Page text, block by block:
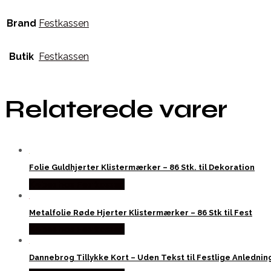
Brand Festkassen
Butik Festkassen
Relaterede varer
Folie Guldhjerter Klistermærker – 86 Stk. til Dekoration
Metalfolie Røde Hjerter Klistermærker – 86 Stk til Fest
Dannebrog Tillykke Kort – Uden Tekst til Festlige